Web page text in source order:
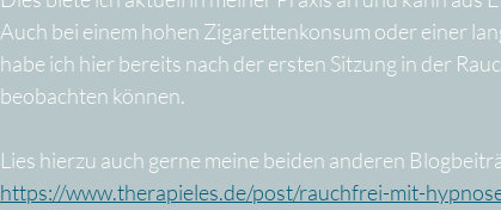
Auch bei einem hohen Zigarettenkonsum oder einer
habe ich hier bereits nach der ersten Sitzung in der
beobachten können.
Lies hierzu auch gerne meine beiden anderen
https://www.therapieles.de/post/rauchfrei-mit-